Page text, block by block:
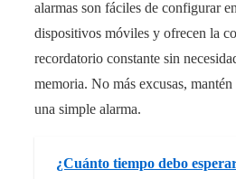
alarmas son fáciles de configurar
dispositivos móviles y ofrecen la
recordatorio constante sin
memoria. No más excusas,
una simple alarma.
¿Cuánto tiempo debo